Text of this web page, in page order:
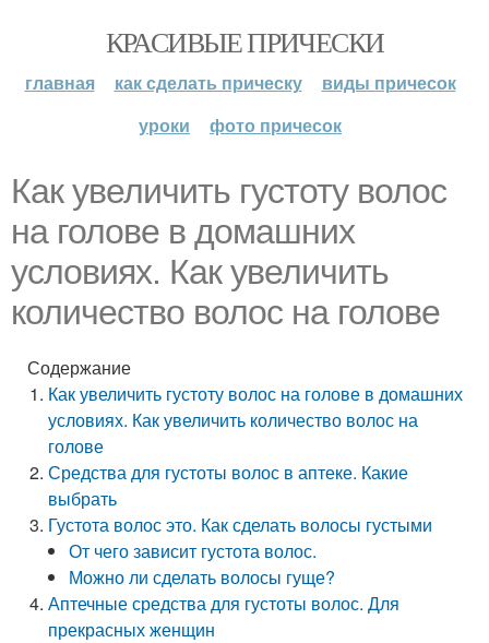
КРАСИВЫЕ ПРИЧЕСКИ
главная как сделать прическу
виды причесок
уроки
фото причесок
Как увеличить густоту волос
на голове в домашних
условиях. Как увеличить
количество волос на голове
Содержание
Как увеличить густоту волос на голове в домашних
условиях. Как увеличить количество волос на
голове
Средства для густоты волос в аптеке. Какие
выбрать
Густота волос это. Как сделать волосы густыми
От чего зависит густота волос.
Можно ли сделать волосы гуще?
Аптечные средства для густоты волос. Для
прекрасных женщин